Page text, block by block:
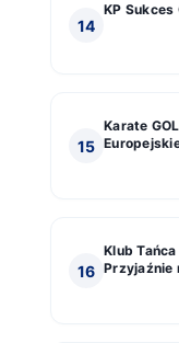
14
KP Sukces
15
Karate
16
Klub
Przyjaźnie